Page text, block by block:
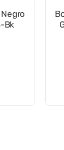
Bk